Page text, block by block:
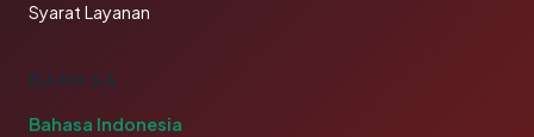
Syarat Layanan
BAHASA
Bahasa Indonesia